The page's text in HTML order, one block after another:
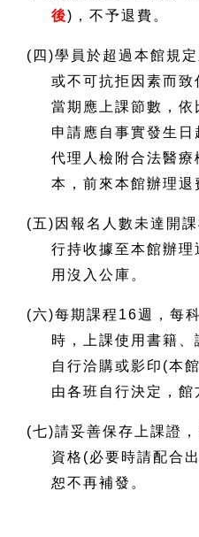
後) ，不予退費。
( 四)學員於超過本館規
或不可抗拒因素而
當期應上課節數，
申請應自事實發生
代理人檢附合法醫
本，前來本館辦理退
(五)因報名人數未達開
行持收據至本館辦
用沒入公庫。
(六)每期課程16週，每
時，上課使用書籍
自行洽購或影印(本
由各班自行決定，館
(七)請妥善保存上課證
資格(必要時請配合
恕不再補發。